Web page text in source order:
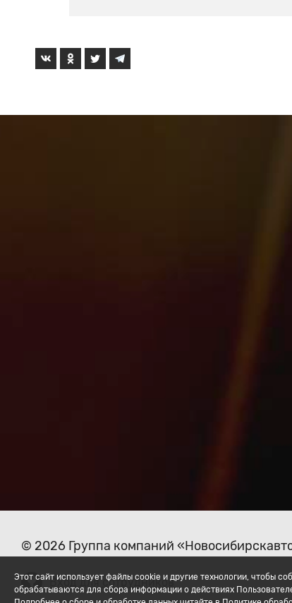
© 2026 Группа компаний
Вход для сотрудников
Этот сайт использует файлы cookie и другие технологии, чтобы
обрабатываются для сбора информации о действиях